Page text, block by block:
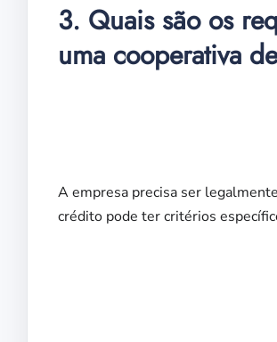
3. Quais são os
uma cooperativa
A empresa precisa ser
crédito pode ter critérios